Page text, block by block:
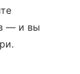
— и вы